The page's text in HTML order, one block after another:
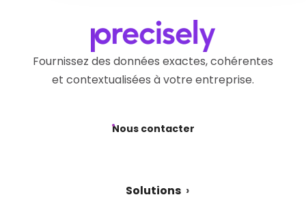
Fournissez des données exactes, cohérentes
et contextualisées à votre entreprise.
Nous contacter
Solutions